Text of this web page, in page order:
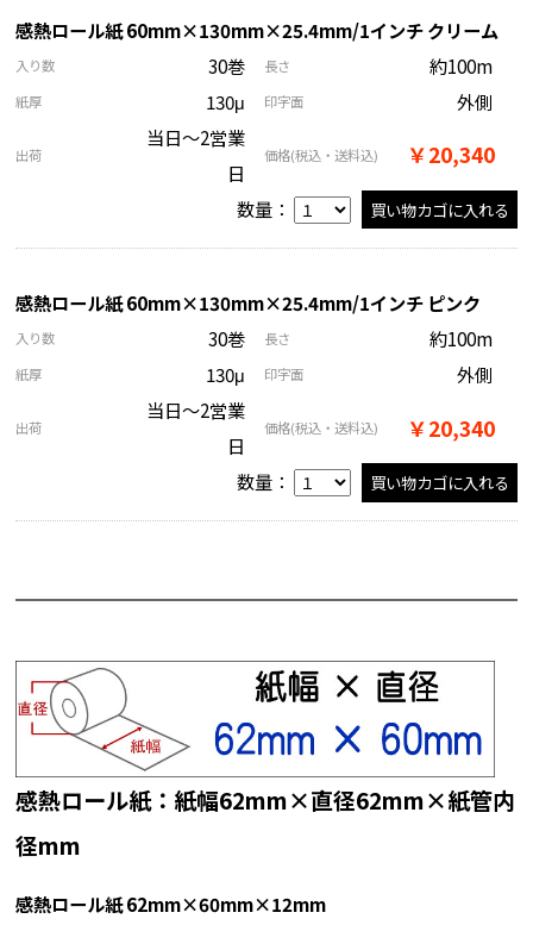
感熱ロール紙 60mm×130mm×25.4mm/1インチ クリーム
入り数 30巻 長さ 約100m
紙厚 130μ 印字面 外側
出荷
当日～2営業
日
価格(税込・送料込) ￥20,340
数量：
感熱ロール紙 60mm×130mm×25.4mm/1インチ ピンク
入り数 30巻 長さ 約100m
紙厚 130μ 印字面 外側
出荷
当日～2営業
日
価格(税込・送料込) ￥20,340
数量：
感熱ロール紙：紙幅62mm×直径62mm×紙管内
径mm
感熱ロール紙 62mm×60mm×12mm